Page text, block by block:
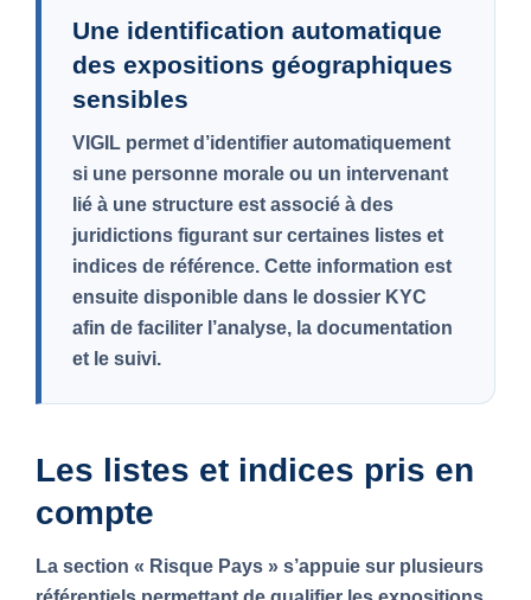
Une identification automatique
des expositions géographiques
sensibles
VIGIL permet d’identifier automatiquement
si une personne morale ou un intervenant
lié à une structure est associé à des
juridictions figurant sur certaines listes et
indices de référence. Cette information est
ensuite disponible dans le dossier KYC
afin de faciliter l’analyse, la documentation
et le suivi.
Les listes et indices pris en
compte
La section « Risque Pays » s’appuie sur plusieurs